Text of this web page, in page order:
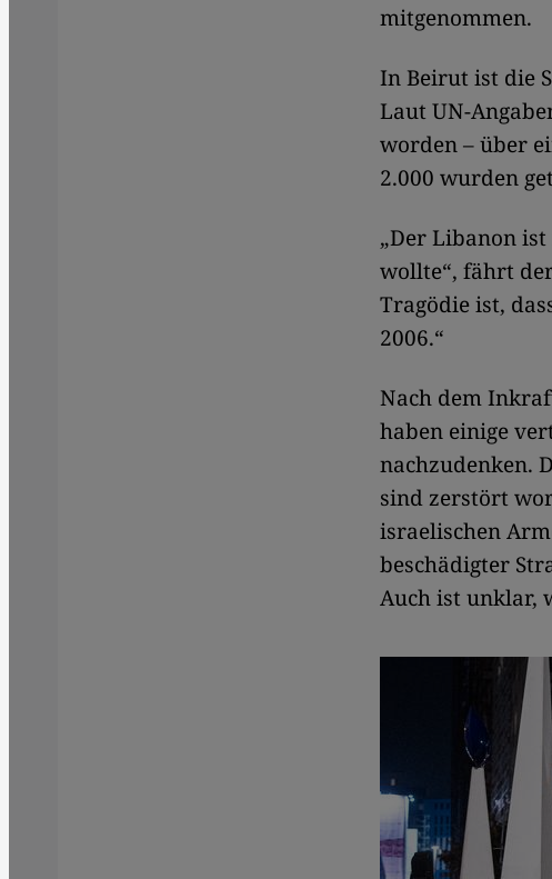
mitgenommen.
In Beirut ist die
Laut UN-
worden – über
2.000 wurden
„Der Libanon
wollte“, fährt
Tragödie ist,
2006.“
Nach dem
haben einige
nachzudenken.
sind zerstört
israelischen
beschädigter
Auch ist unklar,